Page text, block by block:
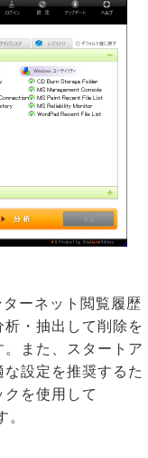
ーネット閲覧履歴
・抽出して削除を
また、スタートア
設定を推奨するた
を使用して